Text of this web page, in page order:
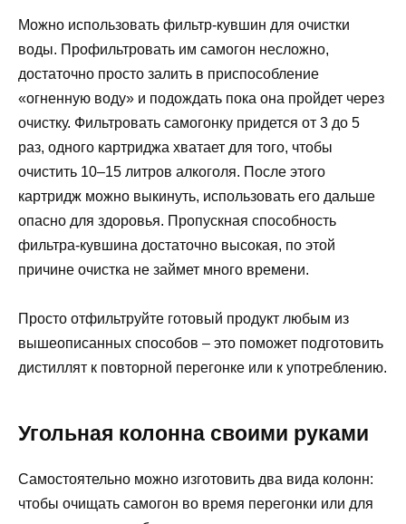
Можно использовать фильтр-кувшин для очистки
воды. Профильтровать им самогон несложно,
достаточно просто залить в приспособление
«огненную воду» и подождать пока она пройдет через
очистку. Фильтровать самогонку придется от 3 до 5
раз, одного картриджа хватает для того, чтобы
очистить 10–15 литров алкоголя. После этого
картридж можно выкинуть, использовать его дальше
опасно для здоровья. Пропускная способность
фильтра-кувшина достаточно высокая, по этой
причине очистка не займет много времени.
Просто отфильтруйте готовый продукт любым из
вышеописанных способов – это поможет подготовить
дистиллят к повторной перегонке или к употреблению.
Угольная колонна своими руками
Самостоятельно можно изготовить два вида колонн:
чтобы очищать самогон во время перегонки или для